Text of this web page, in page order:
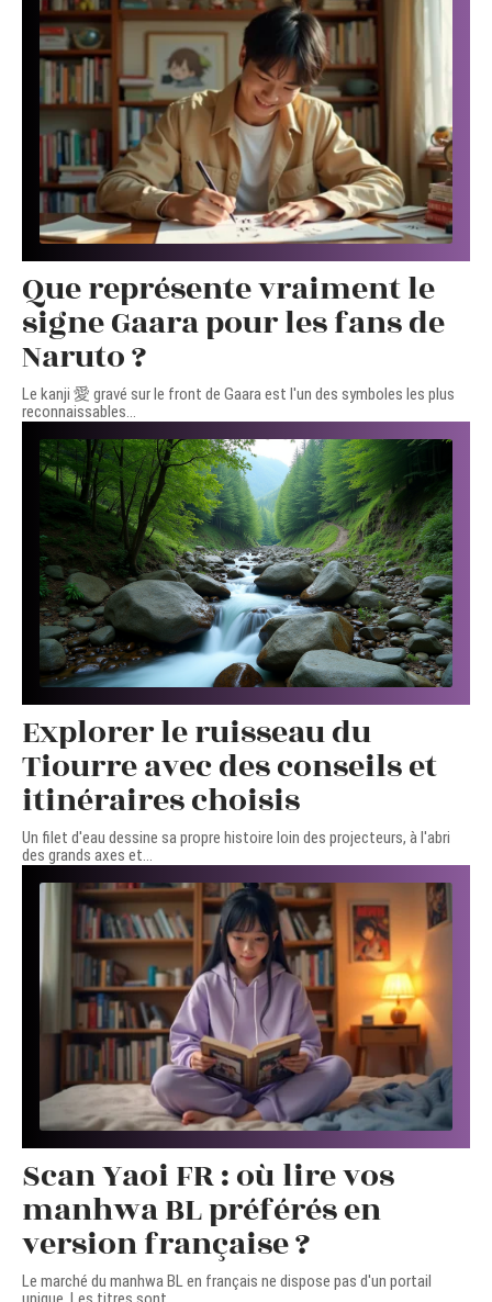
Que représente vraiment le
signe Gaara pour les fans de
Naruto ?
Le kanji 愛 gravé sur le front de Gaara est l'un des symboles les plus
reconnaissables…
Explorer le ruisseau du
Tiourre avec des conseils et
itinéraires choisis
Un filet d'eau dessine sa propre histoire loin des projecteurs, à l'abri
des grands axes et…
Scan Yaoi FR : où lire vos
manhwa BL préférés en
version française ?
Le marché du manhwa BL en français ne dispose pas d'un portail